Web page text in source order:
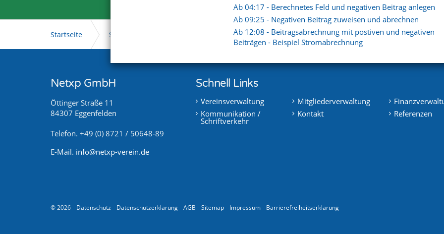
Ab 04:17 - Berechnetes Feld und negativen Beitrag anlegen
Ab 09:25 - Negativen Beitrag zuweisen und abrechnen
Ab 12:08 - Beitragsabrechnung mit postiven und negativen
Beiträgen - Beispiel Stromabrechnung
Startseite Support
Netxp GmbH
Öttinger Straße 11
84307 Eggenfelden
Telefon. +49 (0) 8721 / 50648-89
E-Mail. info@netxp-verein.de
Schnell Links
Vereinsverwaltung Mitgliederverwaltung
Kommunikation /
Schriftverkehr
Kontakt Referenzen
© 2026 Datenschutz Datenschutzerklärung AGB Sitemap Impressum Barrierefreiheitserklärung